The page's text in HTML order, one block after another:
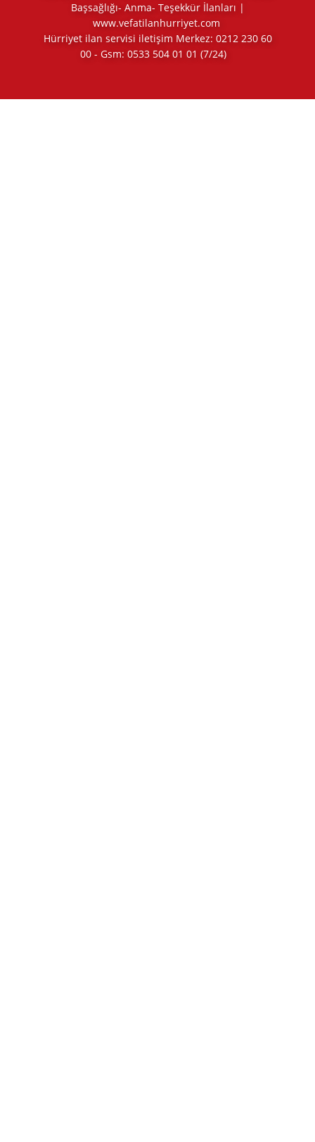
Başsağlığı- Anma- Teşekkür İlanları |
www.vefatilanhurriyet.com
Hürriyet ilan servisi iletişim Merkez: 0212 230 60
00 - Gsm: 0533 504 01 01 (7/24)